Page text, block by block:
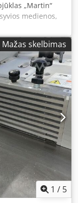
„Martin“
medienos,
su
įtaisu. Ši
ir
kampas: 46°
maks. 170 mm
Hjx Ak
galia: 5,5 kW -
Mažas skelbimas
1 / 5